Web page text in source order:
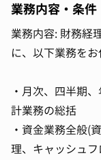
業務内容・条件
業務内容: 財務経
に、以下業務をお
・月次、四半期
計業務の総括
・資金業務全般(
理、キャッシュフ